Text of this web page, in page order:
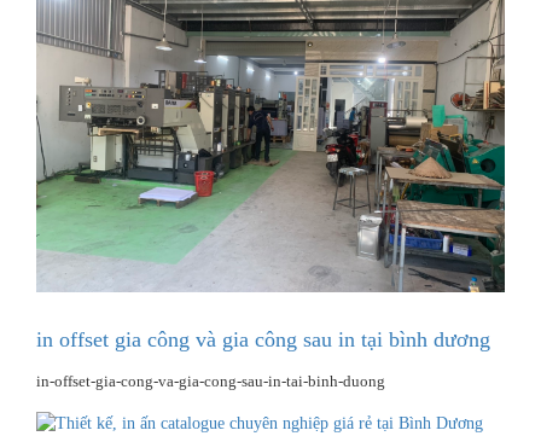
in offset gia công và gia công sau in tại bình dương
in-offset-gia-cong-va-gia-cong-sau-in-tai-binh-duong